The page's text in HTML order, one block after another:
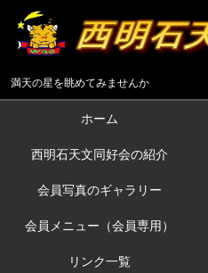
満天の星を眺めてみませんか
ホーム
西明石天文同好会の紹介
会員写真のギャラリー
会員メニュー（会員専用）
リンク一覧